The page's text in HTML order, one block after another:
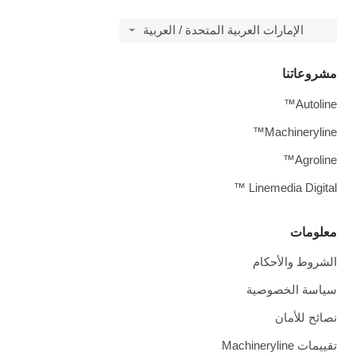
الإمارات العربية المتحدة / العربية
معلومات
الشروط والأحكام
سياسة الخصوصية
نصائح للأمان
تقييمات Machineryline
مشروعاتنا
Autoline™
Machineryline™
Agroline™
Linemedia Digital ™